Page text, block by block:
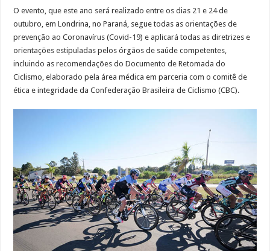
O evento, que este ano será realizado entre os dias 21 e 24 de
outubro, em Londrina, no Paraná, segue todas as orientações de
prevenção ao Coronavírus (Covid-19) e aplicará todas as diretrizes e
orientações estipuladas pelos órgãos de saúde competentes,
incluindo as recomendações do Documento de Retomada do
Ciclismo, elaborado pela área médica em parceria com o comitê de
ética e integridade da Confederação Brasileira de Ciclismo (CBC).